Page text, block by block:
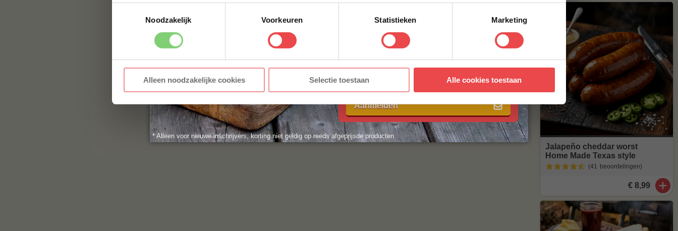
Noodzakelijk
Voorkeuren Statistieken Marketing
Alleen noodzakelijke cookies Selectie toestaan Alle cookies toestaan
Jalapeño cheddar worst
Home Made Texas style
(41 beoordelingen)
€ 8,99
E-MAILADRES*
voorwaarden.
Aanmelden
* Alleen voor nieuwe inschrijvers, korting niet geldig op reeds afgeprijsde producten.